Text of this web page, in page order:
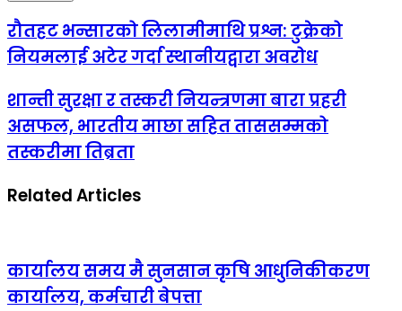
रौतहट भन्सारको लिलामीमाथि प्रश्न: टुक्रेको
नियमलाई अटेर गर्दा स्थानीयद्वारा अवरोध
शान्ती सुरक्षा र तस्करी नियन्त्रणमा बारा प्रहरी
असफल, भारतीय माछा सहित ताससम्मको
तस्करीमा तिब्रता
Related Articles
कार्यालय समय मै सुनसान कृषि आधुनिकीकरण
कार्यालय, कर्मचारी बेपत्ता